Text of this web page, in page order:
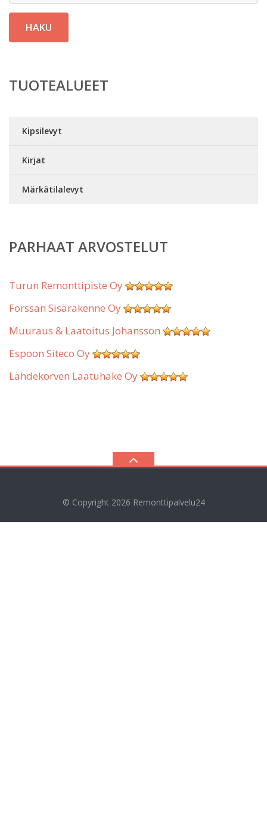
HAKU
TUOTEALUEET
Kipsilevyt
Kirjat
Märkätilalevyt
PARHAAT ARVOSTELUT
Turun Remonttipiste Oy
Forssan Sisärakenne Oy
Muuraus & Laatoitus Johansson
Espoon Siteco Oy
Lähdekorven Laatuhake Oy
© Copyright 2026 Remonttipalvelu24